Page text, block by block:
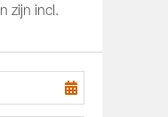
zijn incl.